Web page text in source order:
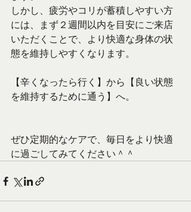
しかし、疲労やコリが蓄積しやすい方
には、まず２週間以内を目安にご来店
いただくことで、より快適な身体の状
態を維持しやすくなります。
【辛くなったら行く】から【良い状態
を維持するために通う】へ。
ぜひ定期的なケアで、毎日をより快適
に過ごしてみてください＾＾